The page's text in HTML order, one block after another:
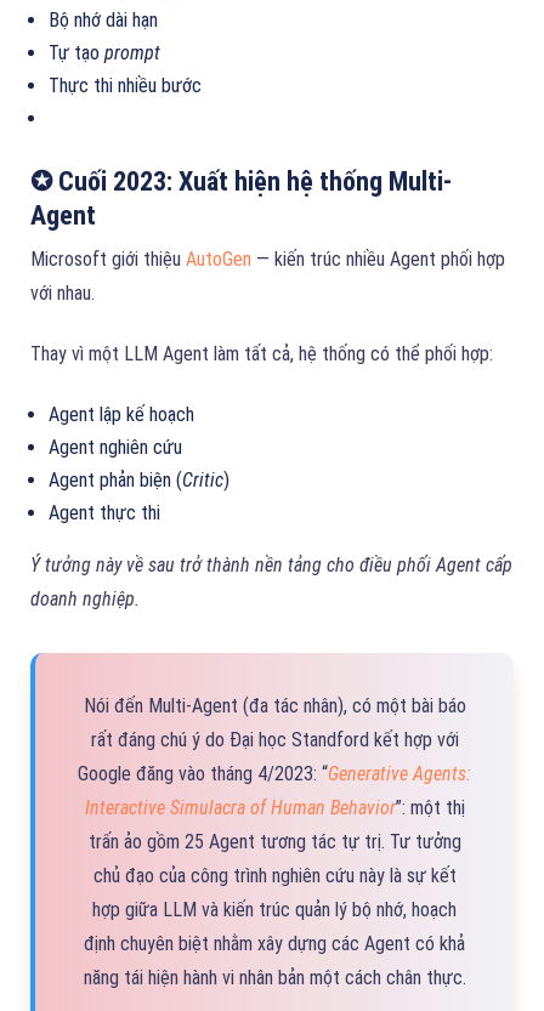
Bộ nhớ dài hạn
Tự tạo prompt
Thực thi nhiều bước
✪ Cuối 2023: Xuất hiện hệ thống Multi-
Agent
Microsoft giới thiệu AutoGen — kiến trúc nhiều Agent phối hợp
với nhau.
Thay vì một LLM Agent làm tất cả, hệ thống có thể phối hợp:
Agent lập kế hoạch
Agent nghiên cứu
Agent phản biện (Critic)
Agent thực thi
Ý tưởng này về sau trở thành nền tảng cho điều phối Agent cấp
doanh nghiệp.
Nói đến Multi-Agent (đa tác nhân), có một bài báo
rất đáng chú ý do Đại học Standford kết hợp với
Google đăng vào tháng 4/2023: “Generative Agents:
Interactive Simulacra of Human Behavior”: một thị
trấn ảo gồm 25 Agent tương tác tự trị. Tư tưởng
chủ đạo của công trình nghiên cứu này là sự kết
hợp giữa LLM và kiến trúc quản lý bộ nhớ, hoạch
định chuyên biệt nhằm xây dựng các Agent có khả
năng tái hiện hành vi nhân bản một cách chân thực.